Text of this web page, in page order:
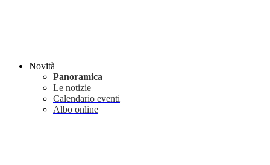
Novità
Panoramica
Le notizie
Calendario eventi
Albo online